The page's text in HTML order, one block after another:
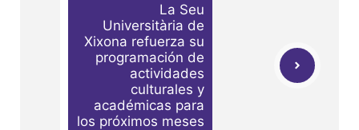
La Seu
Universitària de
Xixona refuerza su
programación de
actividades
culturales y
académicas para
los próximos meses